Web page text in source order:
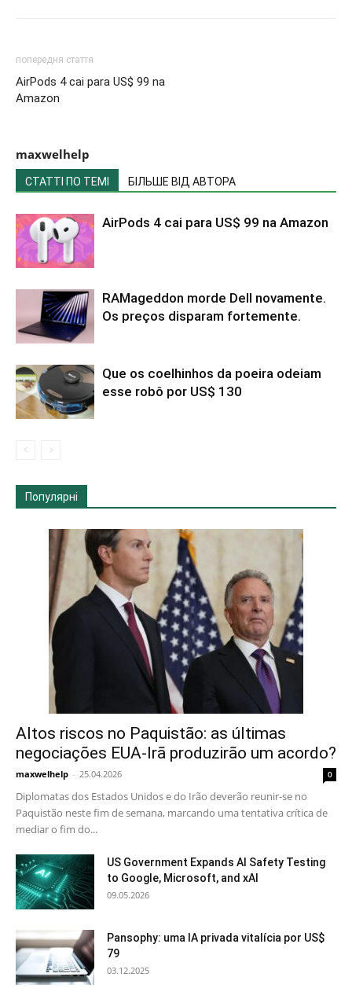
попередня стаття
AirPods 4 cai para US$ 99 na
Amazon
maxwelhelp
СТАТТІ ПО ТЕМІ БІЛЬШЕ ВІД АВТОРА
AirPods 4 cai para US$ 99 na Amazon
RAMageddon morde Dell novamente.
Os preços disparam fortemente.
Que os coelhinhos da poeira odeiam
esse robô por US$ 130
Популярні
Altos riscos no Paquistão: as últimas
negociações EUA-Irã produzirão um acordo?
maxwelhelp - 25.04.2026 0
Diplomatas dos Estados Unidos e do Irão deverão reunir-se no
Paquistão neste fim de semana, marcando uma tentativa crítica de
mediar o fim do...
US Government Expands AI Safety Testing
to Google, Microsoft, and xAI
09.05.2026
Pansophy: uma IA privada vitalícia por US$
79
03.12.2025